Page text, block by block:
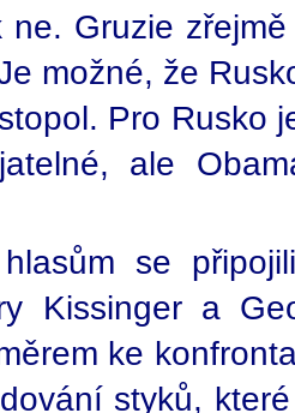
ne. Gruzie
možné, že
Pro Rusko
ale
se
Kissinger a
ke
styků,